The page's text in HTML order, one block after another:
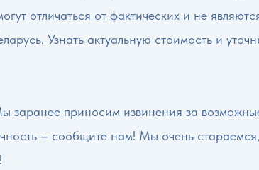
отличаться от фактических и не
Узнать актуальную стоимость и
заранее приносим извинения за
– сообщите нам! Мы очень